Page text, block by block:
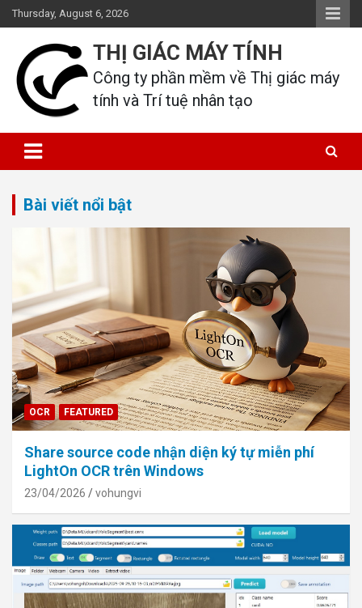
Skip
to
content
Thursday, August 6, 2026
THỊ GIÁC MÁY TÍNH
Công ty phần mềm về Thị giác máy
tính và Trí tuệ nhân tạo
Bài viết nổi bật
OCR FEATURED
Share source code nhận diện ký tự miễn phí
LightOn OCR trên Windows
23/04/2026 vohungvi